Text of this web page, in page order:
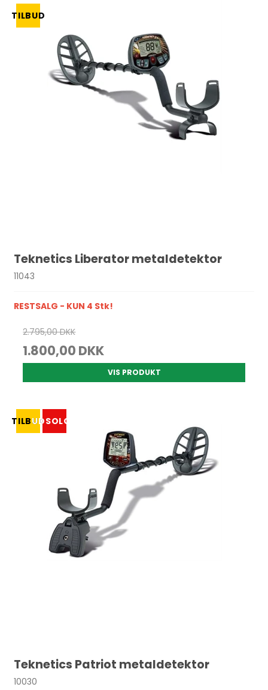
TILBUD
Teknetics Liberator metaldetektor
11043
RESTSALG - KUN 4 Stk!
2.795,00 DKK
1.800,00 DKK
VIS PRODUKT
TILBUDUDSOLGT
Teknetics Patriot metaldetektor
10030